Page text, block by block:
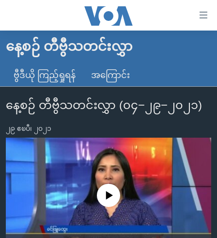
လွယ်ကူ
သည့်
များ
ပင်မ
အကြောင်းအရာ
ကြည့်
ရန်
အ
ညွန်း
မူလစာမျက်နှာ
မြန်မာ
ကမ္ဘာ့သတင်းများ
နိုင်ငံတကာ
တရုတ်
အစ္စရေး-ပါလက်စတိုင်း
ဗွီဒီယို
ရပ်ဝန်းတခု လမ်းတခု အလွန်
အင်္ဂလိပ်စာလေ့လာမယ်
အမေရိကန်သုံးအီဒီယံ
မကြေးမုံရဲ့ အင်္ဂလိပ်စာ
ရုပ်ရှင်ထဲက အင်္ဂလိပ်စာ
သုတပဒေသာ အင်္ဂလိပ်စာ
အပတ်စဉ်ကဏ္ဍများ
ရေဒီယိုနှင့်ရုပ်သံ အချက်အလက်များ
ရေဒီယို/တီဗွီအစီအစဉ်
Learning English
နေ့စဉ် တီဗွီသတင်းလွှာ
ဗွီဒီယို ကြည့်ရှုရန် အကြောင်း
နေ့စဉ် တီဗွီသတင်းလွှာ (၀၄−၂၉−၂၀၂၁)
၂၉ ဧၿပီ၊ ၂၀၂၁
No media source currently available